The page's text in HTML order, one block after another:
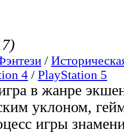
/
4 / PlayStation 5
в жанре
уклоном,
игры